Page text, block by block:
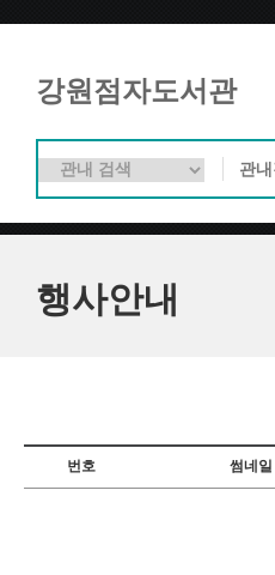
강원점자도서관
행사안내
번호 썸네일